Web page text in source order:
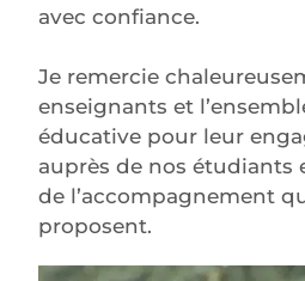
avec confiance.
Je remercie
enseignants et
éducative pour leur
auprès de nos étudiants
de l’accompagnement
proposent.